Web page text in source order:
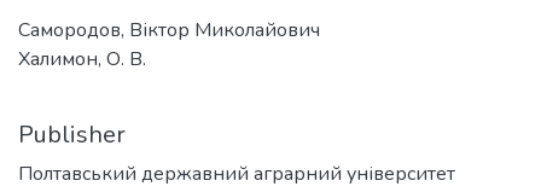
Самородов, Віктор Миколайович
Халимон, О. В.
Publisher
Полтавський державний аграрний університет